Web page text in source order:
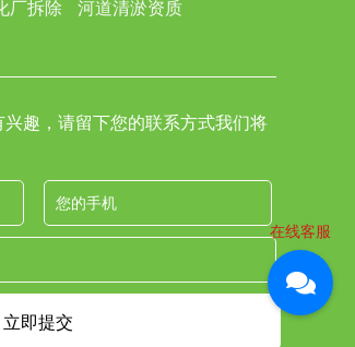
厂拆除
河道清淤资质
趣，请留下您的联系方式我们将
在线客服